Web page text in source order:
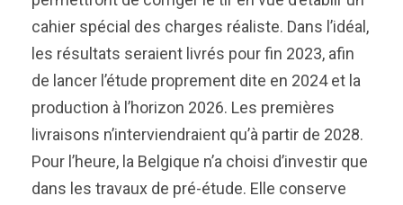
cahier spécial des charges réaliste. Dans l’idéal,
les résultats seraient livrés pour fin 2023, afin
de lancer l’étude proprement dite en 2024 et la
production à l’horizon 2026. Les premières
livraisons n’interviendraient qu’à partir de 2028.
Pour l’heure, la Belgique n’a choisi d’investir que
dans les travaux de pré-étude. Elle conserve